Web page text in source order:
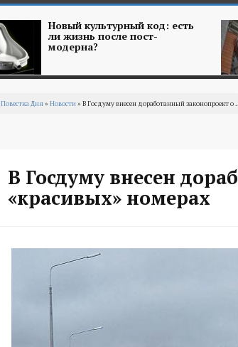
Новый культурный код: есть
ли жизнь после пост-
модерна?
Повестка Дня» Новости» В Госдуму внесен доработанный законопроект о
В Госдуму внесен
«красивых» номерах